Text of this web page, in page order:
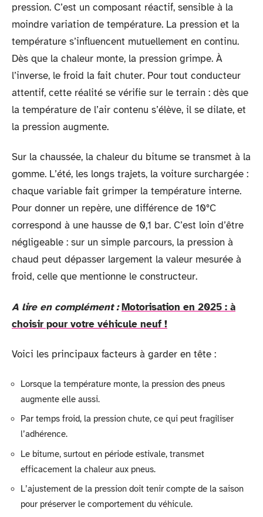
pression. C’est un composant réactif, sensible à la
moindre variation de température. La pression et la
température s’influencent mutuellement en continu.
Dès que la chaleur monte, la pression grimpe. À
l’inverse, le froid la fait chuter. Pour tout conducteur
attentif, cette réalité se vérifie sur le terrain : dès que
la température de l’air contenu s’élève, il se dilate, et
la pression augmente.
Sur la chaussée, la chaleur du bitume se transmet à la
gomme. L’été, les longs trajets, la voiture surchargée :
chaque variable fait grimper la température interne.
Pour donner un repère, une différence de 10°C
correspond à une hausse de 0,1 bar. C’est loin d’être
négligeable : sur un simple parcours, la pression à
chaud peut dépasser largement la valeur mesurée à
froid, celle que mentionne le constructeur.
A lire en complément : Motorisation en 2025 : à
choisir pour votre véhicule neuf !
Voici les principaux facteurs à garder en tête :
Lorsque la température monte, la pression des pneus
augmente elle aussi.
Par temps froid, la pression chute, ce qui peut fragiliser
l’adhérence.
Le bitume, surtout en période estivale, transmet
efficacement la chaleur aux pneus.
L’ajustement de la pression doit tenir compte de la saison
pour préserver le comportement du véhicule.